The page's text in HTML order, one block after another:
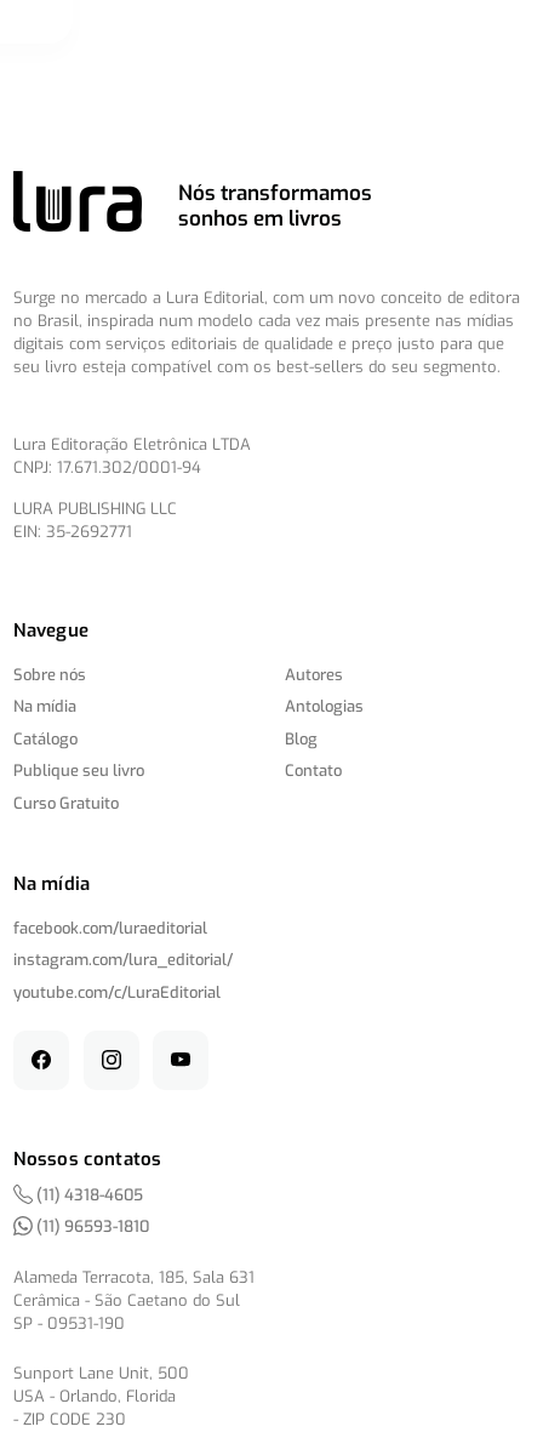
Nós transformamos
sonhos em livros
Surge no mercado a Lura Editorial, com um novo conceito de editora
no Brasil, inspirada num modelo cada vez mais presente nas mídias
digitais com serviços editoriais de qualidade e preço justo para que
seu livro esteja compatível com os best-sellers do seu segmento.
Lura Editoração Eletrônica LTDA
CNPJ: 17.671.302/0001-94
LURA PUBLISHING LLC
EIN: 35-2692771
Navegue
Sobre nós
Na mídia
Catálogo
Publique seu livro
Curso Gratuito
Autores
Antologias
Blog
Contato
Na mídia
facebook.com/luraeditorial
instagram.com/lura_editorial/
youtube.com/c/LuraEditorial
Nossos contatos
(11) 4318-4605
(11) 96593-1810
Alameda Terracota, 185, Sala 631
Cerâmica - São Caetano do Sul
SP - 09531-190
Sunport Lane Unit, 500
USA - Orlando, Florida
- ZIP CODE 230